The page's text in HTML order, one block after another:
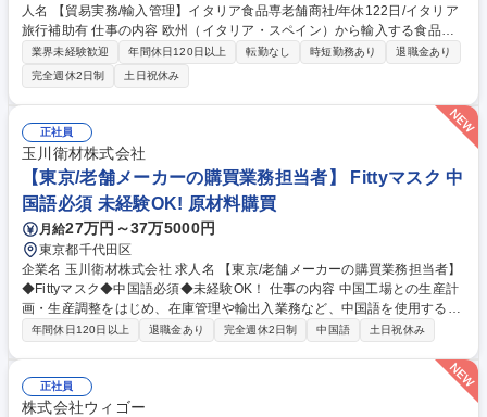
人名 【貿易実務/輸入管理】イタリア食品専老舗商社/年休122日/イタリア
旅行補助有 仕事の内容 欧州（イタリア・スペイン）から輸入する食品・
ワインのオーダー管理から通関、入庫、請求まで一貫してお任せします。
関係各所と調整し、納期・法令順守を確保しイタリアの食文化を日本に届
ける重要な役割です。 ■在庫・入荷予定管理、貨物受入対応 ■船便・空輸
（定期・スポット）のオーダー及び納期・進捗管理 ■通関業者や倉庫等と
の折衝、納品日時の調整等の社内外調整 ■通関必要書類（インボイス、分
析書、EPA等）の準備や期限管理 ■チーズ関税割当申請、塩漬けいわしの
通関実績報告など官公庁対応 ■システムへの入庫・請求書処理、通関書類
等のファイリング ■入荷不足や破損発生時の現地サプライヤー問い合わ
せ・調整 募集職種 【貿易実務/輸入管理】イタリア食品専老舗商社/年休12
2日/イタリア旅行補助有
業界未経験歓迎 年間休日120日以上 転勤なし 時短勤務あり
退職金あり
完全週休2日制
土日祝休み
正社員
玉川衛材株式会社
【東京/老舗メーカーの購買業務担当者】 Fittyマスク 中
国語必須 未経験OK! 原材料購買
月給27万円～37万5000円
東京都千代田区
企業名 玉川衛材株式会社 求人名 【東京/老舗メーカーの購買業務担当者】
◆Fittyマスク◆中国語必須◆未経験OK！ 仕事の内容 中国工場との生産計
画・生産調整をはじめ、在庫管理や輸出入業務など、中国語を使用する購
買関連業務全般をご担当いただきます。未経験の方も安心の環境で、徐々
て以下の業務を中心にお任せします。 ■生産計画の策定 ■中国工場との生
産調整（生産、原価、納期） ■輸出入事務処理全般 ■製品や資材の在庫管
理 ■納期や品質に関するトラブル発生時の対応と改善提案 中国語を用いた
年間休日120日以上 退職金あり 完全週休2日制 中国語 土日祝休み
正社員
株式会社ウィゴー